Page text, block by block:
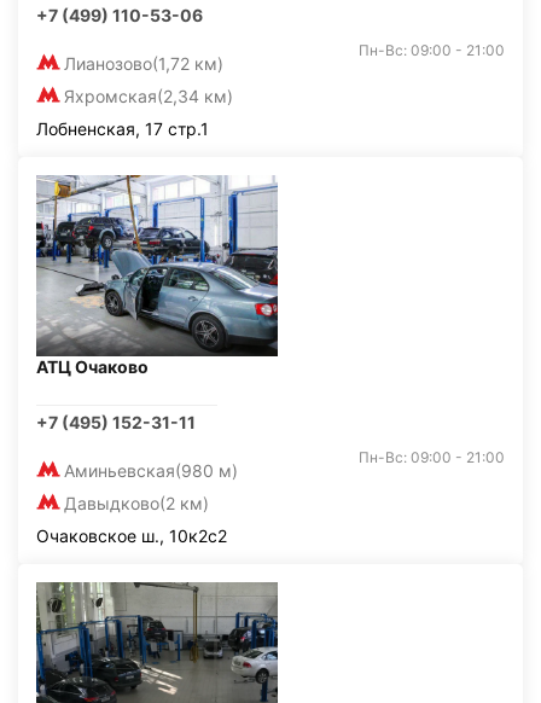
+7 (499) 110-53-06
Лианозово(1,72 км)
Яхромская(2,34 км)
Пн-Вс: 09:00 - 21:00
Лобненская, 17 стр.1
АТЦ Очаково
+7 (495) 152-31-11
Аминьевская(980 м)
Давыдково(2 км)
Пн-Вс: 09:00 - 21:00
Очаковское ш., 10к2с2